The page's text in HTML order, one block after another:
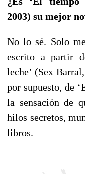
2003) su mejor
No lo sé. Solo
escrito a partir
leche’ (Sex
por supuesto, de
la sensación de
hilos secretos,
libros.